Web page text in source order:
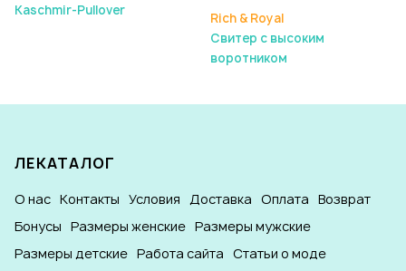
Kaschmir-Pullover
Rich & Royal
Свитер с высоким
воротником
ЛЕКАТАЛОГ
О нас Контакты Условия Доставка Оплата Возврат
Бонусы Размеры женские Размеры мужские
Размеры детские Работа сайта Статьи о моде